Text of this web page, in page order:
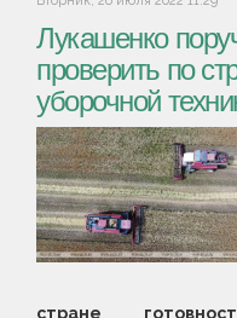
Лукашенко
проверить по
уборочной
стране